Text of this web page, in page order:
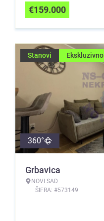
€159.000
Stanovi Ekskluzivno
360°
Grbavica
NOVI SAD
ŠIFRA: #573149